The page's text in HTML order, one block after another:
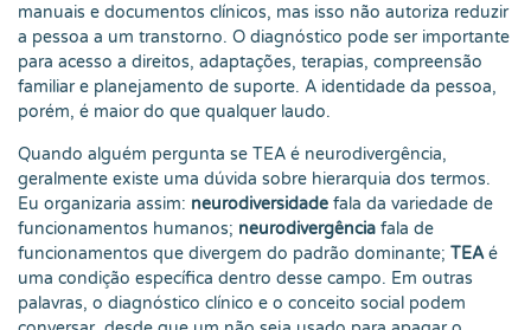
manuais e documentos clínicos, mas isso não autoriza reduzir
a pessoa a um transtorno. O diagnóstico pode ser importante
para acesso a direitos, adaptações, terapias, compreensão
familiar e planejamento de suporte. A identidade da pessoa,
porém, é maior do que qualquer laudo.
Quando alguém pergunta se TEA é neurodivergência,
geralmente existe uma dúvida sobre hierarquia dos termos.
Eu organizaria assim: neurodiversidade fala da variedade de
funcionamentos humanos; neurodivergência fala de
funcionamentos que divergem do padrão dominante; TEAé
uma condição específica dentro desse campo. Em outras
palavras, o diagnóstico clínico e o conceito social podem